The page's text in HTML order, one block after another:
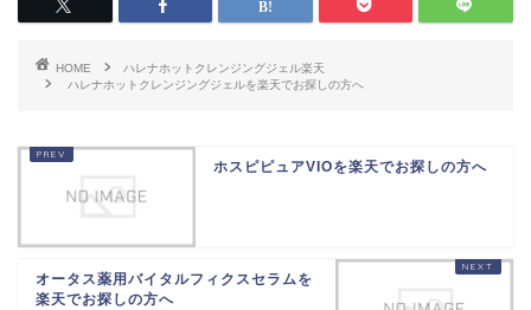
HOME
ハレナホットクレンジングジェル楽天
ハレナホットクレンジングジェルを楽天でお探しの方へ
ホスピピュアVIOを楽天でお探しの方へ
オータス薬用バイタルフィクスセラムを
楽天でお探しの方へ